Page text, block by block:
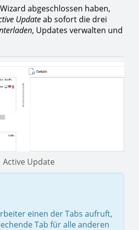
abgeschlossen haben,
Updateab sofort die drei
, Updates verwalten und
Active Update
einen der Tabs aufruft,
Tab für alle anderen